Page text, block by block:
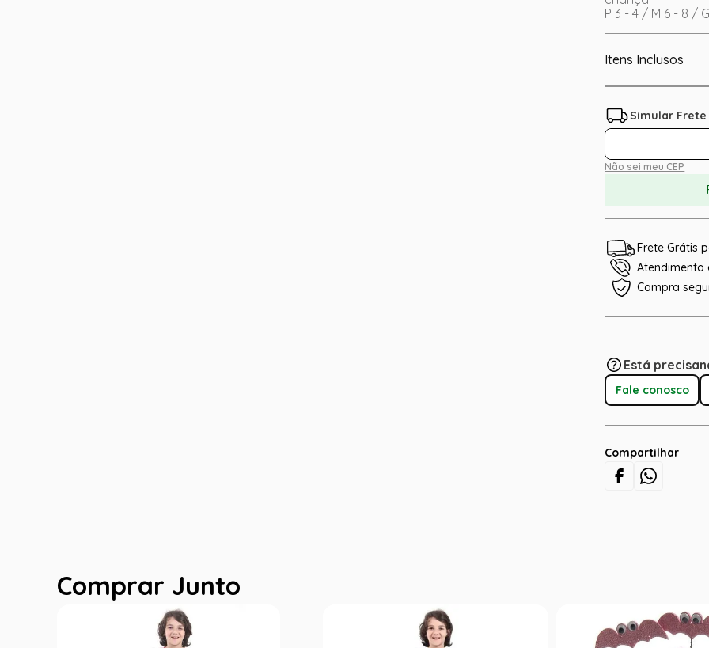
P 3 - 4 / M 6 - 8 /
Itens Inclusos
Não sei meu CEP
Frete Grátis
Atendimento
Compra
Está
Fale conosco
Compartilhar
Comprar Junto